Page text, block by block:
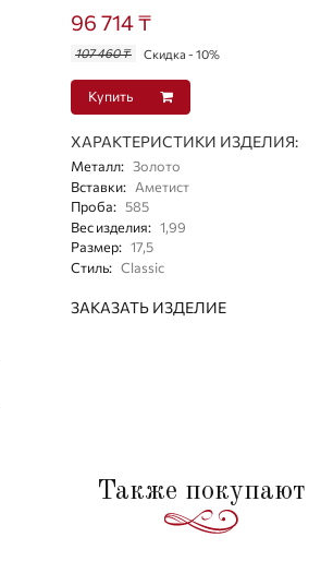
96 714 ₸
107 460 ₸ Скидка - 10%
Купить
ХАРАКТЕРИСТИКИ ИЗДЕЛИЯ:
Металл: Золото
Вставки: Аметист
Проба: 585
Вес изделия: 1,99
Размер: 17,5
Стиль: Classic
ЗАКАЗАТЬ ИЗДЕЛИЕ
Также покупают